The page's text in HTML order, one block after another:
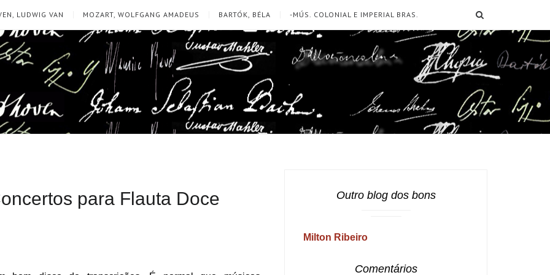
LUDWIG VAN MOZART, WOLFGANG AMADEUS BARTÓK, BÉLA -MÚS. COLONIAL E IMPERIAL BRAS.
para Flauta Doce
Outro blog dos bons
Milton Ribeiro
Comentários